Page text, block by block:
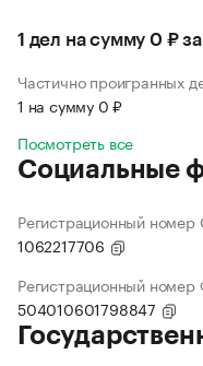
1 дел на сумму 0 ₽
Частично проигранных
1 на сумму 0 ₽
Посмотреть все
Социальные
Регистрационный
1062217706
Регистрационный
504010601798847